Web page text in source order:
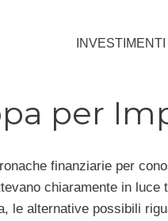
INVESTIMENTI
per
finanziarie per
chiaramente in luce
le alternative possibili